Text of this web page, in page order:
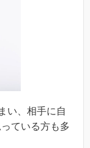
い、相手に自
ている方も多